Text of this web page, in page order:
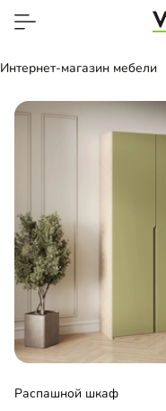
Интернет-магазин мебели
Распашной шкаф